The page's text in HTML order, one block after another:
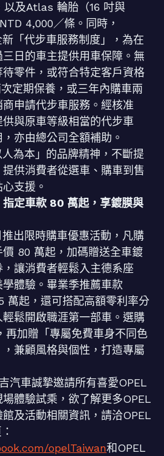
以及Atlas 輪胎（16 吋與
4,000／條。同時，
「代步車服務制度」，為在
日的車主提供用車保障。無
零件，或符合特定客戶資格
次定期保養，或三年內購車兩
申請代步車服務。經核准
與原車等級相當的代步車
亦由總公司全額補助。
為本」的品牌精神，不斷提
供消費者從選車、購車到售
支援。
定車款 80 萬起，享鍍膜與
出限時購車優惠活動，凡購
價 80 萬起，加碼贈送全車鍍
讓消費者輕鬆入主德系座
體驗。畢業季推薦車款
萬起，還可搭配高額零利率分
鬆開啟職涯第一部車。選購
加贈「專屬免費車身不同色
兼顧風格與個性，打造專屬
汽車誠摯邀請所有喜愛OPEL
體驗試乘，欲了解更多OPEL
及活動相關資訊，請洽OPEL
opelTaiwan和OPEL